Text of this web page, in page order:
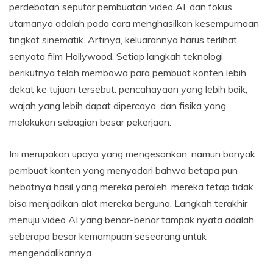
perdebatan seputar pembuatan video AI, dan fokus
utamanya adalah pada cara menghasilkan kesempurnaan
tingkat sinematik. Artinya, keluarannya harus terlihat
senyata film Hollywood. Setiap langkah teknologi
berikutnya telah membawa para pembuat konten lebih
dekat ke tujuan tersebut: pencahayaan yang lebih baik,
wajah yang lebih dapat dipercaya, dan fisika yang
melakukan sebagian besar pekerjaan.
Ini merupakan upaya yang mengesankan, namun banyak
pembuat konten yang menyadari bahwa betapa pun
hebatnya hasil yang mereka peroleh, mereka tetap tidak
bisa menjadikan alat mereka berguna. Langkah terakhir
menuju video AI yang benar-benar tampak nyata adalah
seberapa besar kemampuan seseorang untuk
mengendalikannya.